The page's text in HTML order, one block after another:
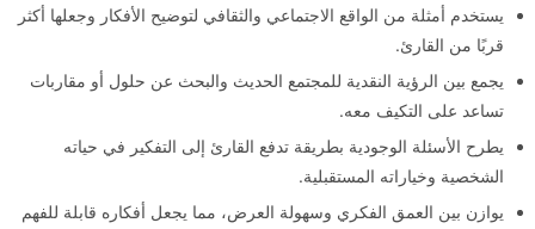
يستخدم أمثلة من الواقع الاجتماعي والثقافي لتوضيح الأفكار وجعلها أكثر
قربًا من القارئ.
يجمع بين الرؤية النقدية للمجتمع الحديث والبحث عن حلول أو مقاربات
تساعد على التكيف معه.
يطرح الأسئلة الوجودية بطريقة تدفع القارئ إلى التفكير في حياته
الشخصية وخياراته المستقبلية.
يوازن بين العمق الفكري وسهولة العرض، مما يجعل أفكاره قابلة للفهم